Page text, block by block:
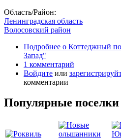
Область/Район:
Ленинградская область
Волосовский район
Подробнее о Коттеджный
Запад"
1 комментарий
Войдите или
комментарии
Популярные поселки